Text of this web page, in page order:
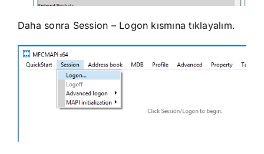
Daha sonra Session – Logon kısmına tıklayalım.